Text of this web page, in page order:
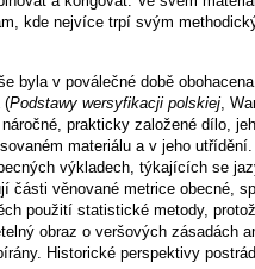
kde nejvíce trpí svým
byla v poválečné době
(Podstawy wersyfikacji polskiej,
prakticky založené dílo,
materiálu a v jeho
výkladech, týkajících se
části věnované metrice obecné,
použití statistické metody,
obraz o veršových zásadách
Historické perspektivy